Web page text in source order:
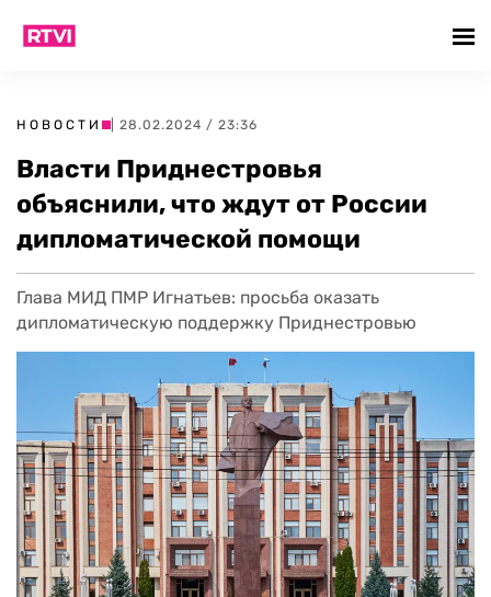
НОВОСТИ | 28.02.2024 / 23:36
Власти Приднестровья
объяснили, что ждут от России
дипломатической помощи
Глава МИД ПМР Игнатьев: просьба оказать
дипломатическую поддержку Приднестровью